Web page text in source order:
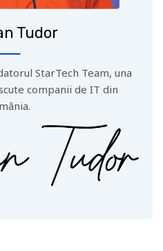
Tudor
StarTech Team, una
companii de IT din